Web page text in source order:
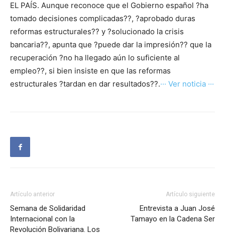
EL PAÍS. Aunque reconoce que el Gobierno español ?ha
tomado decisiones complicadas??, ?aprobado duras
reformas estructurales?? y ?solucionado la crisis
bancaria??, apunta que ?puede dar la impresión?? que la
recuperación ?no ha llegado aún lo suficiente al
empleo??, si bien insiste en que las reformas
estructurales ?tardan en dar resultados??.··· Ver noticia ···
Artículo anterior
Semana de Solidaridad
Internacional con la
Revolución Bolivariana. Los
Artículo siguiente
Entrevista a Juan José
Tamayo en la Cadena Ser